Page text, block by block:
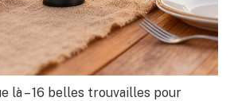
là – 16 belles trouvailles pour